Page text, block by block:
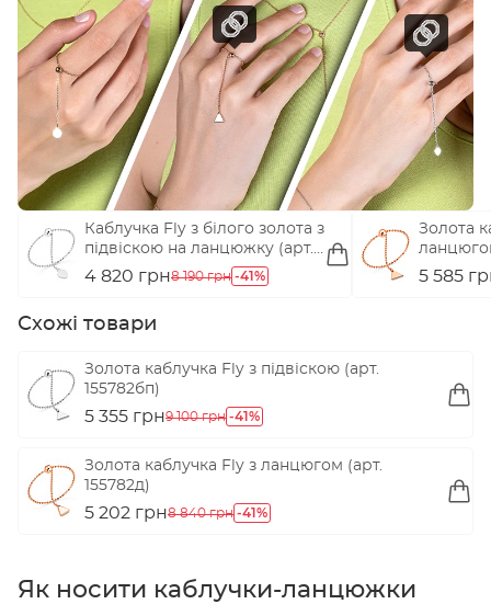
Каблучка Fly з білого золота з
підвіскою на ланцюжку (арт.
155784б)
4 820 грн8 190 грн -41%
Золота
5 585
Схожі товари
Золота каблучка Fly з підвіскою (арт.
155782бп)
5 355 грн9 100 грн -41%
Золота каблучка Fly з ланцюгом (арт.
155782д)
5 202 грн8 840 грн -41%
Як носити каблучки-ланцюжки